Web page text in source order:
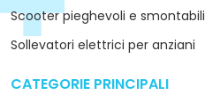
Scooter pieghevoli e smontabili
Sollevatori elettrici per anziani
CATEGORIE PRINCIPALI